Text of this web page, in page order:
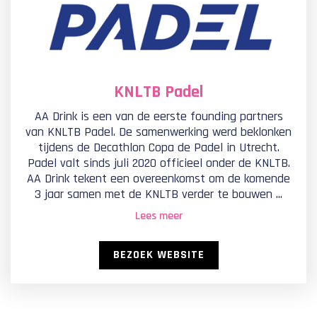
KNLTB Padel
AA Drink is een van de eerste founding partners
van KNLTB Padel. De samenwerking werd beklonken
tijdens de Decathlon Copa de Padel in Utrecht.
Padel valt sinds juli 2020 officieel onder de KNLTB.
AA Drink tekent een overeenkomst om de komende
3 jaar samen met de KNLTB verder te bouwen ...
Lees meer
BEZOEK WEBSITE